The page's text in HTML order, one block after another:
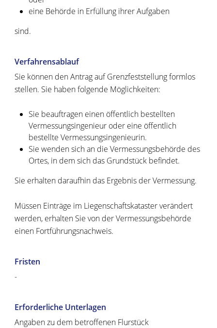
eine Behörde in Erfüllung ihrer Aufgaben
sind.
Verfahrensablauf
Sie können den Antrag auf Grenzfeststellung formlos
stellen. Sie haben folgende Möglichkeiten:
Sie beauftragen einen öffentlich bestellten
Vermessungsingenieur oder eine öffentlich
bestellte Vermessungsingenieurin.
Sie wenden sich an die Vermessungsbehörde des
Ortes, in dem sich das Grundstück befindet.
Sie erhalten daraufhin das Ergebnis der Vermessung.
Müssen Einträge im Liegenschaftskataster verändert
werden, erhalten Sie von der Vermessungsbehörde
einen Fortführungsnachweis.
Fristen
-
Erforderliche Unterlagen
Angaben zu dem betroffenen Flurstück